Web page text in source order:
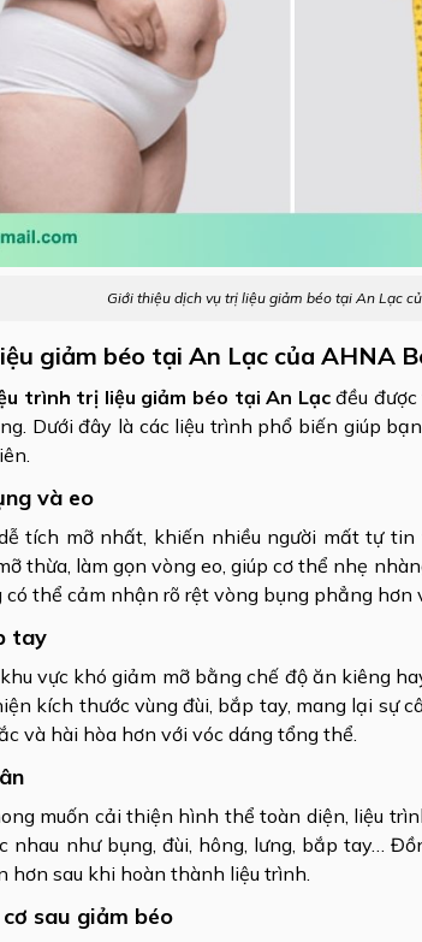
Giới thiệu dịch vụ trị liệu giảm béo tại An Lạc
giảm béo tại An Lạc của AHNA
trình trị liệu giảm béo tại An Lạcđều được
Dưới đây là các liệu trình phổ biến giúp
và eo
tích mỡ nhất, khiến nhiều người mất tự
thừa, làm gọn vòng eo, giúp cơ thể nhẹ
thể cảm nhận rõ rệt vòng bụng phẳng hơn
tay
vực khó giảm mỡ bằng chế độ ăn kiêng
kích thước vùng đùi, bắp tay, mang lại sự
và hài hòa hơn với vóc dáng tổng thể.
muốn cải thiện hình thể toàn diện, liệu
nhau như bụng, đùi, hông, lưng, bắp tay…
hơn sau khi hoàn thành liệu trình.
sau giảm béo